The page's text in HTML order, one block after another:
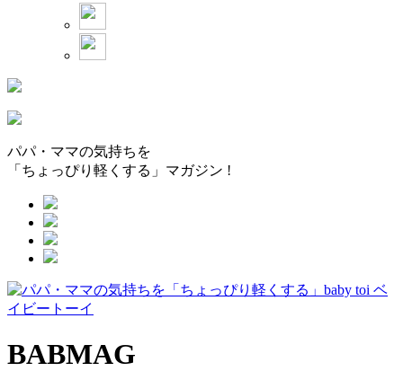
パパ・ママの気持ちを
「ちょっぴり軽くする」マガジン !
BABMAG